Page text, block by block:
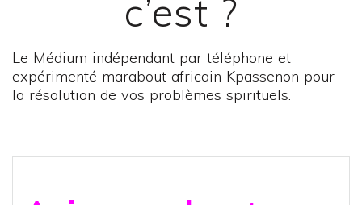
c’est ?
Le Médium indépendant par téléphone et
expérimenté marabout africain Kpassenon pour
la résolution de vos problèmes spirituels.